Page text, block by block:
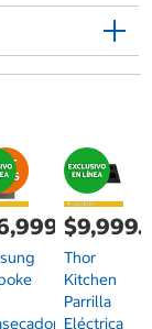
Thor
Kitchen
Parrilla
Eléctrica